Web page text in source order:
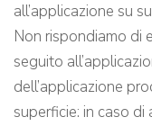
all’applicazione su
Non rispondiamo di
seguito
dell’applicazione
superficie: in caso